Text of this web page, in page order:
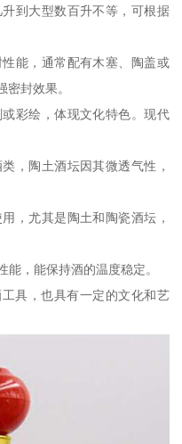
到大型数百升不等，可根据
能，通常配有木塞、陶盖或
封效果。
彩绘，体现文化特色。现代
，陶土酒坛因其微透气性，
，尤其是陶土和陶瓷酒坛，
，能保持酒的温度稳定。
具，也具有一定的文化和艺